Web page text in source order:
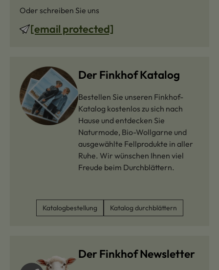
Oder schreiben Sie uns
[email protected]
Der Finkhof Katalog
Bestellen Sie unseren Finkhof-
Katalog kostenlos zu sich nach
Hause und entdecken Sie
Naturmode, Bio-Wollgarne und
ausgewählte Fellprodukte in aller
Ruhe. Wir wünschen Ihnen viel
Freude beim Durchblättern.
Katalogbestellung Katalog durchblättern
Der Finkhof Newsletter